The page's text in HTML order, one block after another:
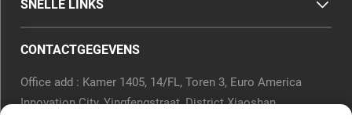
SNELLE LINKS
CONTACTGEGEVENS
Office add : Kamer 1405, 14/FL, Toren 3, Euro America
Innovation City, Yingfengstraat, District Xiaoshan,